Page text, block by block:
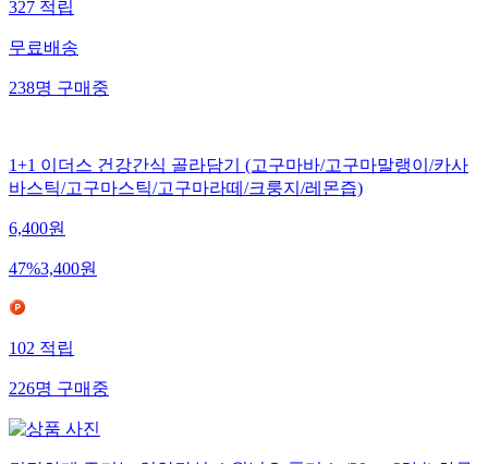
327적립
무료배송
238명구매중
1+1 이더스 건강간식 골라담기 (고구마바/고구마말랭이/카사
바스틱/고구마스틱/고구마라떼/크룽지/레몬즙)
6,400원
47%3,400원
102적립
226명구매중